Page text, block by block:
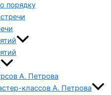
порядку
А. Петрова
классов А. Петрова